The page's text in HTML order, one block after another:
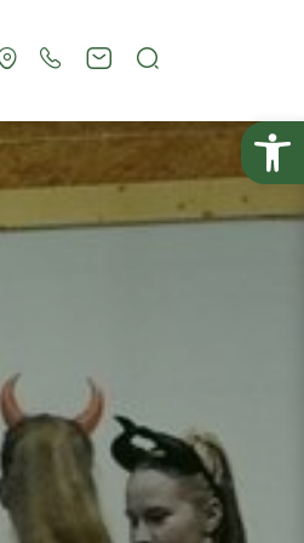
Ouvrir